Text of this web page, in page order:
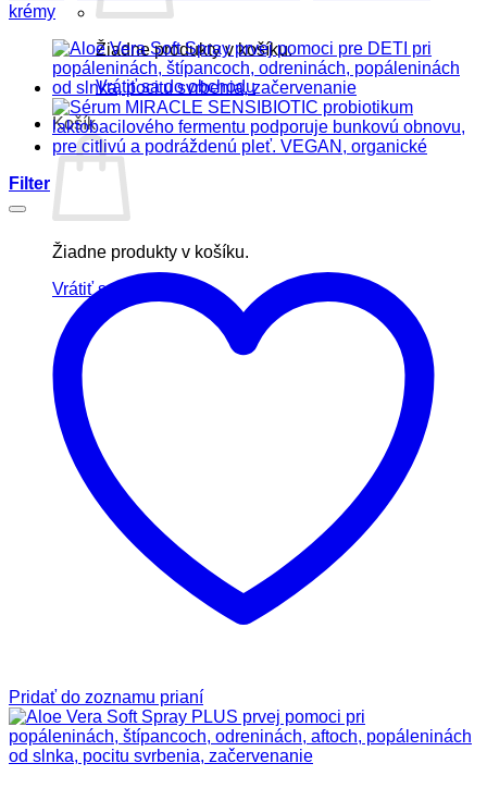
Žiadne produkty v košíku.
Vrátiť sa do obchodu
Košík
Žiadne produkty v košíku.
Vrátiť sa do obchodu
krémy
Filter
Pridať do zoznamu prianí